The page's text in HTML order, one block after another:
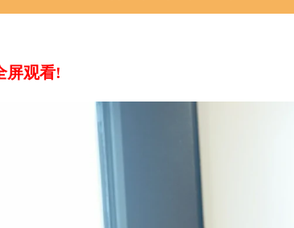
屏观看!